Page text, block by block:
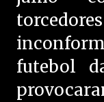
futebol